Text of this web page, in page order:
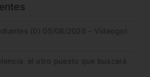
(0) 05/08/2026 – Videogol:
el otro puesto que buscará